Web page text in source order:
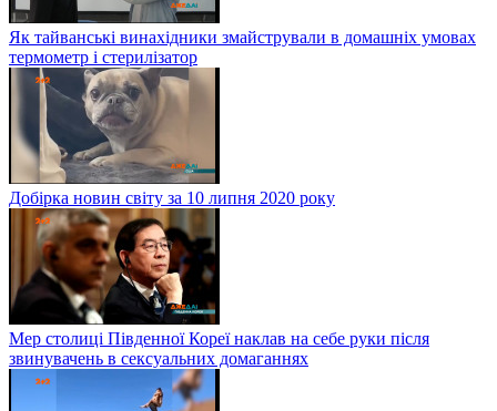
Як тайванські винахідники змайстрували в домашніх умовах
термометр і стерилізатор
Добірка новин світу за 10 липня 2020 року
Мер столиці Південної Кореї наклав на себе руки після
звинувачень в сексуальних домаганнях